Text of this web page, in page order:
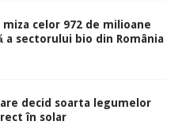
celor 972 de milioane
sectorului bio din România
decid soarta legumelor
în solar